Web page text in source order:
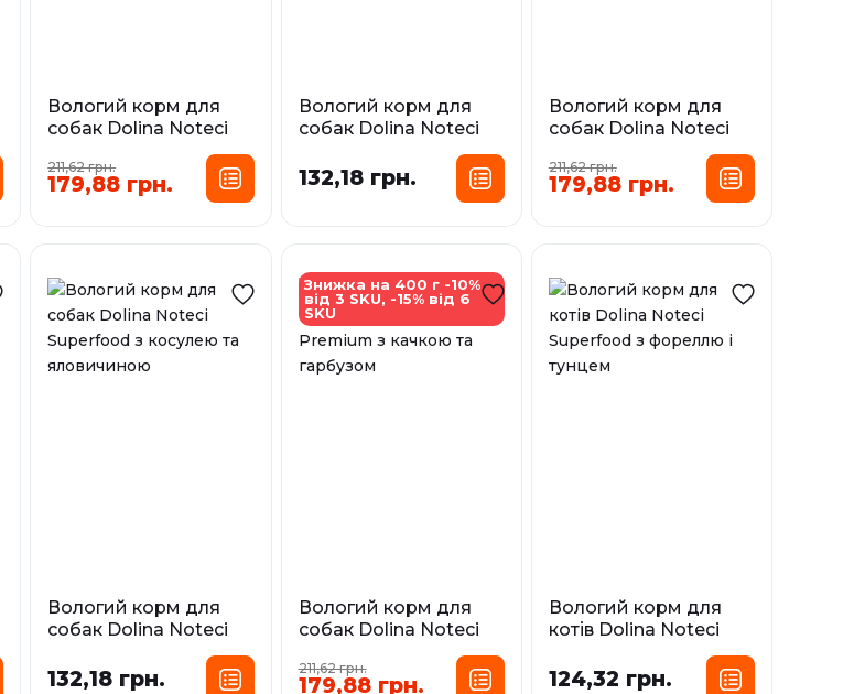
Вологий корм для
собак Dolina Noteci
Фасування:
211,62 грн.
179,88 грн.
Вологий корм для
собак Dolina Noteci
олениною та качкою
У наявності
132,18 грн.
Вологий корм для
собак Dolina Noteci
яловичиною
У наявності
211,62 грн.
179,88 грн.
Вологий корм для
собак Dolina Noteci
Superfood з косулею
та яловичиною
132,18 грн.
Знижка на 400 г -10%
від 3 SKU, -15% від 6
SKU
Вологий корм для
собак Dolina Noteci
Premium з качкою та
гарбузом
211,62 грн.
179,88 грн.
Вологий корм для
котів Dolina Noteci
Superfood з фореллю
і тунцем
124,32 грн.